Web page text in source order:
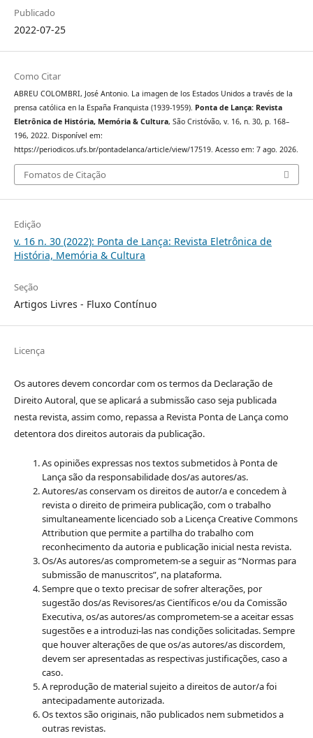
Publicado
2022-07-25
Como Citar
ABREU COLOMBRI, José Antonio. La imagen de los Estados Unidos a través de la
prensa católica en la España Franquista (1939-1959). Ponta de Lança: Revista
Eletrônica de História, Memória & Cultura, São Cristóvão, v. 16, n. 30, p. 168–
196, 2022. Disponível em:
https://periodicos.ufs.br/pontadelanca/article/view/17519. Acesso em: 7 ago. 2026.
Fomatos de Citação
Edição
v. 16 n. 30 (2022): Ponta de Lança: Revista Eletrônica de
História, Memória & Cultura
Seção
Artigos Livres - Fluxo Contínuo
Licença
Os autores devem concordar com os termos da Declaração de
Direito Autoral, que se aplicará a submissão caso seja publicada
nesta revista, assim como, repassa a Revista Ponta de Lança como
detentora dos direitos autorais da publicação.
As opiniões expressas nos textos submetidos à Ponta de
Lança são da responsabilidade dos/as autores/as.
Autores/as conservam os direitos de autor/a e concedem à
revista o direito de primeira publicação, com o trabalho
simultaneamente licenciado sob a Licença Creative Commons
Attribution que permite a partilha do trabalho com
reconhecimento da autoria e publicação inicial nesta revista.
Os/As autores/as comprometem-se a seguir as “Normas para
submissão de manuscritos”, na plataforma.
Sempre que o texto precisar de sofrer alterações, por
sugestão dos/as Revisores/as Científicos e/ou da Comissão
Executiva, os/as autores/as comprometem-se a aceitar essas
sugestões e a introduzi-las nas condições solicitadas. Sempre
que houver alterações de que os/as autores/as discordem,
devem ser apresentadas as respectivas justificações, caso a
caso.
A reprodução de material sujeito a direitos de autor/a foi
antecipadamente autorizada.
Os textos são originais, não publicados nem submetidos a
outras revistas.